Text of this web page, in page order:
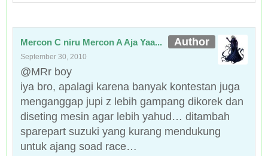
Mercon C niru Mercon A Aja Yaa...
September 30, 2010
@MRr boy
iya bro, apalagi karena banyak kontestan juga
menganggap jupi z lebih gampang dikorek dan
diseting mesin agar lebih yahud… ditambah
sparepart suzuki yang kurang mendukung
untuk ajang soad race…